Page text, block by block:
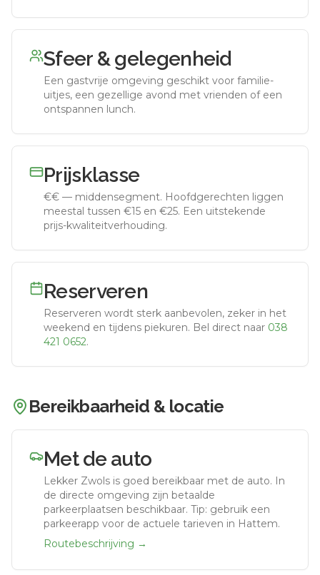
Sfeer & gelegenheid
Een gastvrije omgeving geschikt voor familie-
uitjes, een gezellige avond met vrienden of een
ontspannen lunch.
Prijsklasse
€€ — middensegment. Hoofdgerechten liggen
meestal tussen €15 en €25. Een uitstekende
prijs-kwaliteitverhouding.
Reserveren
Reserveren wordt sterk aanbevolen, zeker in het
weekend en tijdens piekuren. Bel direct naar 038
421 0652.
Bereikbaarheid & locatie
Met de auto
Lekker Zwols is goed bereikbaar met de auto. In
de directe omgeving zijn betaalde
parkeerplaatsen beschikbaar. Tip: gebruik een
parkeerapp voor de actuele tarieven in Hattem.
Routebeschrijving →